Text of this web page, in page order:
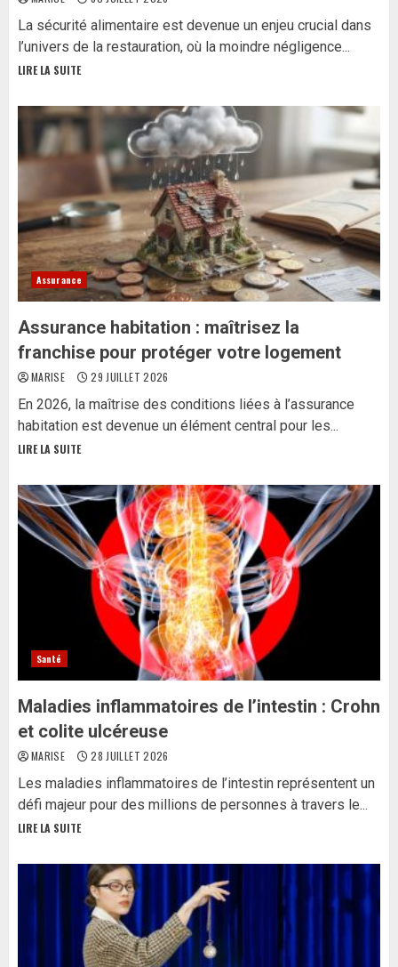
La sécurité alimentaire est devenue un enjeu crucial dans
l’univers de la restauration, où la moindre négligence...
LIRE LA SUITE
Assurance
Assurance habitation : maîtrisez la
franchise pour protéger votre logement
MARISE 29 JUILLET 2026
En 2026, la maîtrise des conditions liées à l’assurance
habitation est devenue un élément central pour les...
LIRE LA SUITE
Santé
Maladies inflammatoires de l’intestin : Crohn
et colite ulcéreuse
MARISE 28 JUILLET 2026
Les maladies inflammatoires de l’intestin représentent un
défi majeur pour des millions de personnes à travers le...
LIRE LA SUITE